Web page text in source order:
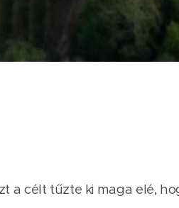
a célt tűzte ki maga elé,